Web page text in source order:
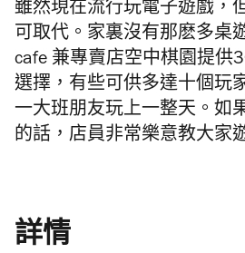
雖然現在流行玩電子遊戲，
可取代。家裏沒有那麽多桌
cafe 兼專賣店空中棋園提供
選擇，有些可供多達十個玩
一大班朋友玩上一整天。如
的話，店員非常樂意教大家
詳情